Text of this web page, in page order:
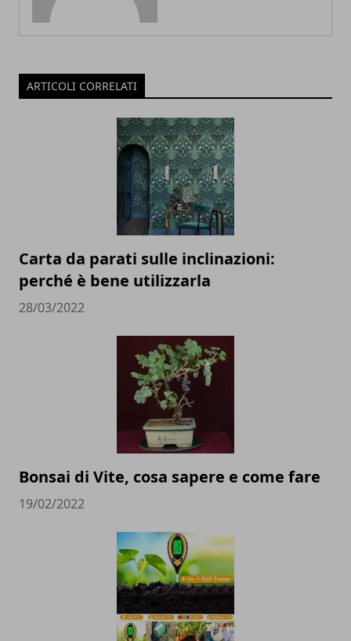
ARTICOLI CORRELATI
Carta da parati sulle inclinazioni:
perché è bene utilizzarla
28/03/2022
Bonsai di Vite, cosa sapere e come fare
19/02/2022